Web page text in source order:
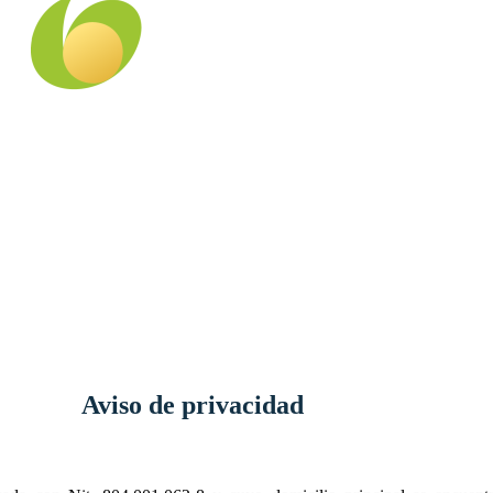
Aviso de privacidad